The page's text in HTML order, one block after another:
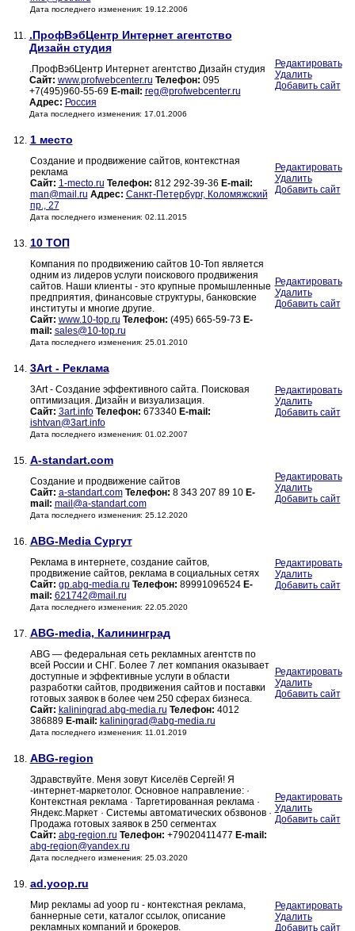
Дата последнего изменения: 19.12.2006
11. .ПрофВэбЦентр Интернет агентство
Дизайн студия
.ПрофВэбЦентр Интернет агентство Дизайн студия
Сайт: www.profwebcenter.ru Телефон: 095
+7(495)960-55-69 E-mail: reg@profwebcenter.ru
Адрес: Россия
Дата последнего изменения: 17.01.2006
Редактировать
Удалить
Добавить сайт
12. 1 место
Создание и продвижение сайтов, контекстная
реклама
Сайт: 1-mecto.ru Телефон: 812 292-39-36 E-mail:
man@mail.ru Адрес: Санкт-Петербург, Коломяжский
пр., 27
Дата последнего изменения: 02.11.2015
Редактировать
Удалить
Добавить сайт
13. 10 ТОП
Компания по продвижению сайтов 10-Топ является
одним из лидеров услуги поискового продвижения
сайтов. Наши клиенты - это крупные промышленные
предприятия, финансовые структуры, банковские
институты и многие другие.
Сайт: www.10-top.ru Телефон: (495) 665-59-73 E-
mail: sales@10-top.ru
Дата последнего изменения: 25.01.2010
Редактировать
Удалить
Добавить сайт
14. 3Art - Реклама
3Art - Создание эффективного сайта. Поисковая
оптимизация. Дизайн и визуализация.
Сайт: 3art.info Телефон: 673340 E-mail:
ishtvan@3art.info
Дата последнего изменения: 01.02.2007
Редактировать
Удалить
Добавить сайт
15. A-standart.com
Создание и продвижение сайтов
Сайт: a-standart.com Телефон: 8 343 207 89 10 E-
mail: mail@a-standart.com
Дата последнего изменения: 25.12.2020
Редактировать
Удалить
Добавить сайт
16. ABG-Media Сургут
Реклама в интернете, создание сайтов,
продвижение сайтов, реклама в социальных сетях
Сайт: gp.abg-media.ru Телефон: 89991096524 E-
mail: 621742@mail.ru
Дата последнего изменения: 22.05.2020
Редактировать
Удалить
Добавить сайт
17. ABG-media, Калининград
ABG — федеральная сеть рекламных агентств по
всей России и СНГ. Более 7 лет компания оказывает
доступные и эффективные услуги в области
разработки сайтов, продвижения сайтов и поставки
готовых заявок в более чем 250 сферах бизнеса.
Сайт: kaliningrad.abg-media.ru Телефон: 4012
386889 E-mail: kaliningrad@abg-media.ru
Дата последнего изменения: 11.01.2019
Редактировать
Удалить
Добавить сайт
18. ABG-region
Здравствуйте. Меня зовут Киселёв Сергей! Я
-интернет-маркетолог. Основное направление: ·
Контекстная реклама · Таргетированная реклама ·
Яндекс.Маркет · Системы автоматических обзвонов ·
Продажа готовых заявок в 250 сегментах
Сайт: abg-region.ru Телефон: +79020411477 E-mail:
abg-region@yandex.ru
Дата последнего изменения: 25.03.2020
Редактировать
Удалить
Добавить сайт
19. ad.yoop.ru
Мир рекламы ad yoop ru - контекстная реклама,
баннерные сети, каталог ссылок, описание
рекламных компаний и брокеров.
Редактировать
Удалить
Добавить сайт